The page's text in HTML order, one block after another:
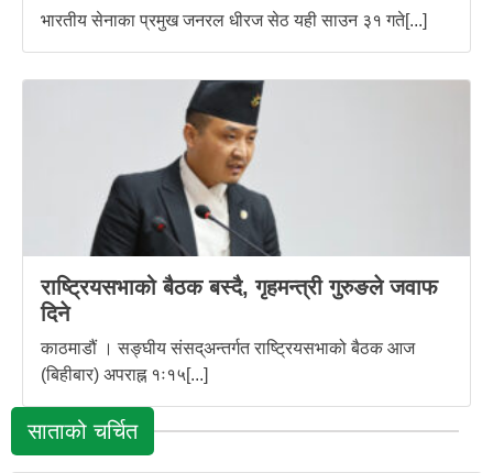
भारतीय सेनाका प्रमुख जनरल धीरज सेठ यही साउन ३१ गते[...]
राष्ट्रियसभाको बैठक बस्दै, गृहमन्त्री गुरुङले जवाफ
दिने
काठमाडौं । सङ्घीय संसद्अन्तर्गत राष्ट्रियसभाको बैठक आज
(बिहीबार) अपराह्न १ः१५[...]
साताको चर्चित